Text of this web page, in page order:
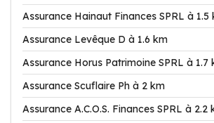
Assurance Hainaut Finances SPRL à 1.5
Assurance Levêque D à 1.6 km
Assurance Horus Patrimoine SPRL à 1.7
Assurance Scuflaire Ph à 2 km
Assurance A.C.O.S. Finances SPRL à 2.2